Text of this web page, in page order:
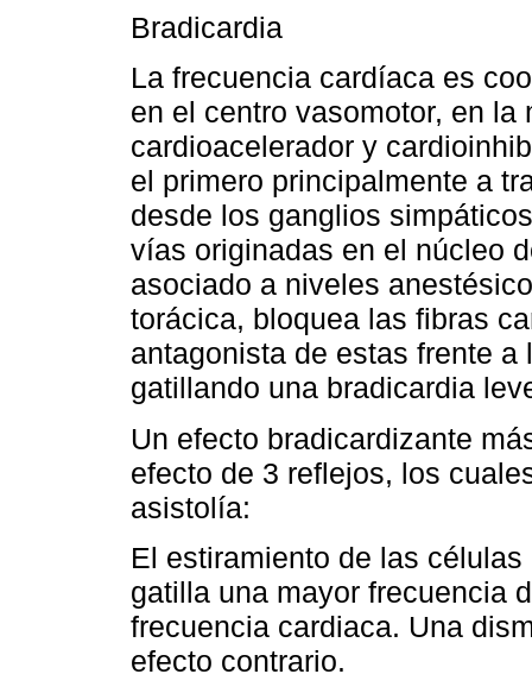
Bradicardia
La frecuencia cardíaca es
en el centro vasomotor, en
cardioacelerador y
el primero principalmente a
desde los ganglios
vías originadas en el núcleo
asociado a niveles
torácica, bloquea las fibras
antagonista de estas frente
gatillando una bradicardia
Un efecto bradicardizante
efecto de 3 reflejos, los
asistolía:
El estiramiento de las
gatilla una mayor frecuencia
frecuencia cardiaca. Una
efecto contrario.